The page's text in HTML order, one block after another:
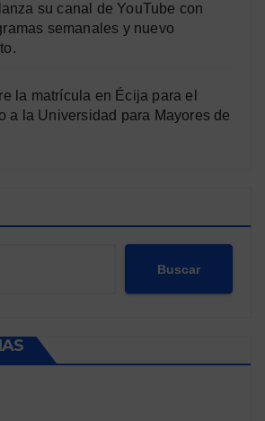
su canal de YouTube con
semanales y nuevo
la matrícula en Écija para el
a la Universidad para Mayores de
Buscar